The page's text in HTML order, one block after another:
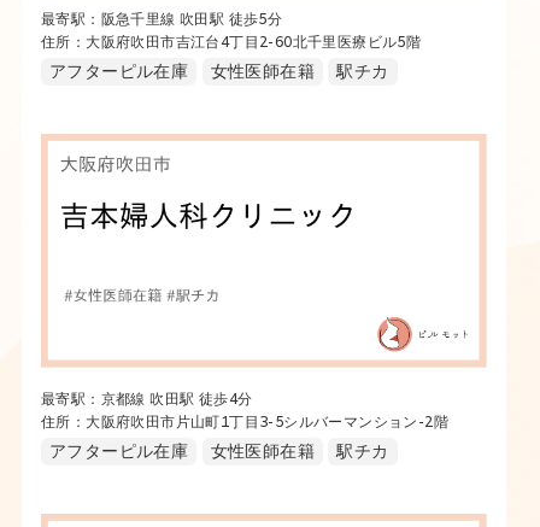
最寄駅：阪急千里線 吹田駅 徒歩5分
住所：大阪府吹田市吉江台4丁目2-60北千里医療ビル5階
アフターピル在庫 女性医師在籍 駅チカ
最寄駅：京都線 吹田駅 徒歩4分
住所：大阪府吹田市片山町1丁目3-5シルバーマンション-2階
アフターピル在庫 女性医師在籍 駅チカ